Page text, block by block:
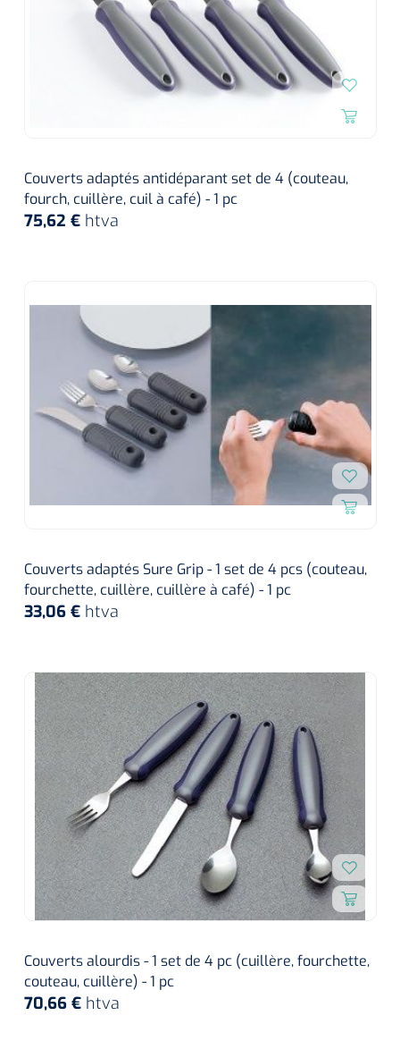
Couverts adaptés antidéparant set de 4 (couteau,
fourch, cuillère, cuil à café) - 1 pc
75,62 € htva
Couverts adaptés Sure Grip - 1 set de 4 pcs (couteau,
fourchette, cuillère, cuillère à café) - 1 pc
33,06 € htva
Couverts alourdis - 1 set de 4 pc (cuillère, fourchette,
couteau, cuillère) - 1 pc
70,66 € htva